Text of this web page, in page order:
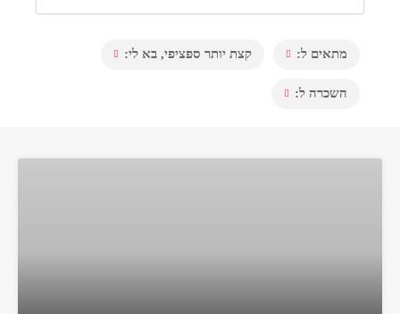
מתאים ל: קצת יותר ספציפי, בא לי:
השכרה ל: